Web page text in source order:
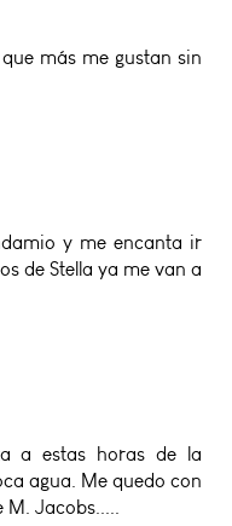
más me gustan sin
y me encanta ir
de Stella ya me van a
a estas horas de la
agua. Me quedo con
M. Jacobs.....